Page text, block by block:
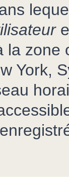
la
York,